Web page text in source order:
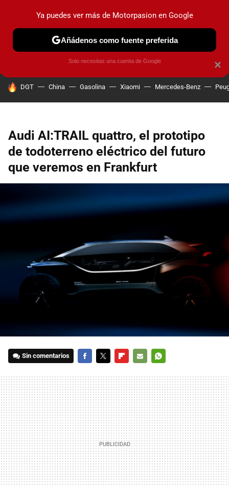
PRUEBAS COCHES ELÉCTRICOS OBSERVATORIO
HOY SE HABLA DE
DGT China Gasolina Xiaomi Mercedes-Benz
Audi AI:TRAIL quattro, el prototipo
de todoterreno eléctrico del futuro
que veremos en Frankfurt
Sin comentarios
MAIL
×
Ya puedes ver más de Motorpasion en Google
Añádenos como fuente preferida
Solo necesitas una cuenta de Google